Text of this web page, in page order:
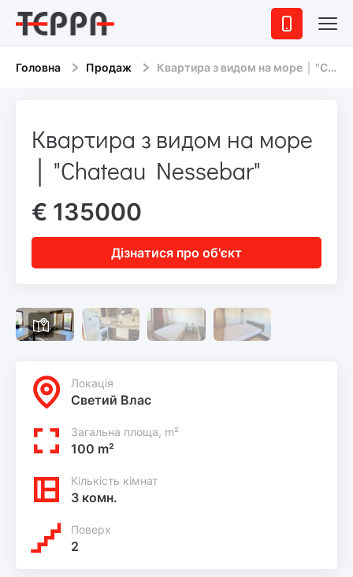
Головна Продаж Квартира з видом на море │ "Chateau Nessebar"
Квартира з видом на море
│ "Chateau Nessebar"
€ 135000
Дізнатися про об'єкт
Локацiя
Светий Влас
Загальна площа, m²
100 m²
Кількість кімнат
3 комн.
Поверх
2